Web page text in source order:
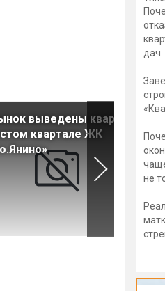
выведены квартиры
квартале ЖК
в
дач
не